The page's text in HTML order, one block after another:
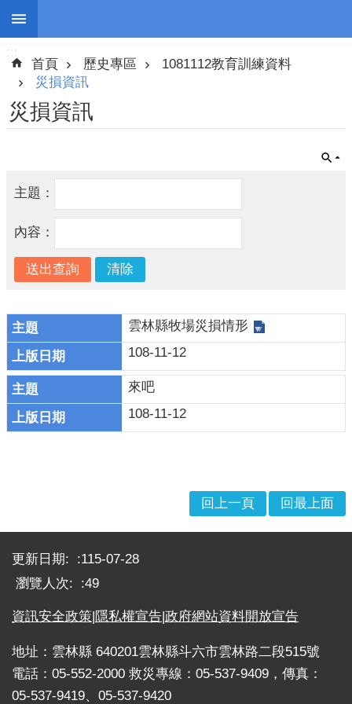
跳到主要內容區塊
進
階
搜
尋
班
課
災
聞
警
戒
公
告
疏
募
集
及
災
救
助
資
:::
首頁 歷史專區
1081112教育訓練資料
災損資訊
災損資訊
主題：
內容：
雲林縣牧場災損情形
108-11-12
來吧
108-11-12
回上一頁 回最上面
更新日期:
115-07-28
瀏覽人次:
49
資訊安全政策|隱私權宣告|政府網站資料開放宣告
地址：雲林縣 640201雲林縣斗六市雲林路二段515號
電話：05-552-2000 救災專線：05-537-9409，傳真：
05-537-9419、05-537-9420